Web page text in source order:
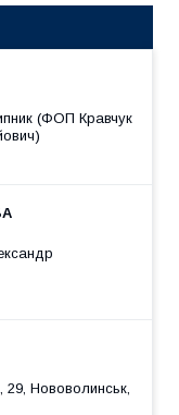
(ФОП Кравчук
Нововолинськ,